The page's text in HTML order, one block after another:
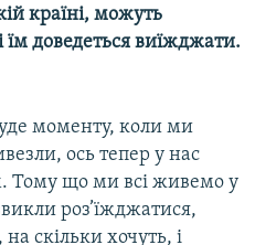
країні, можуть
їм доведеться виїжджати.
моменту, коли ми
ось тепер у нас
Тому що ми всі живемо у
роз’їжджатися,
скільки хочуть, і